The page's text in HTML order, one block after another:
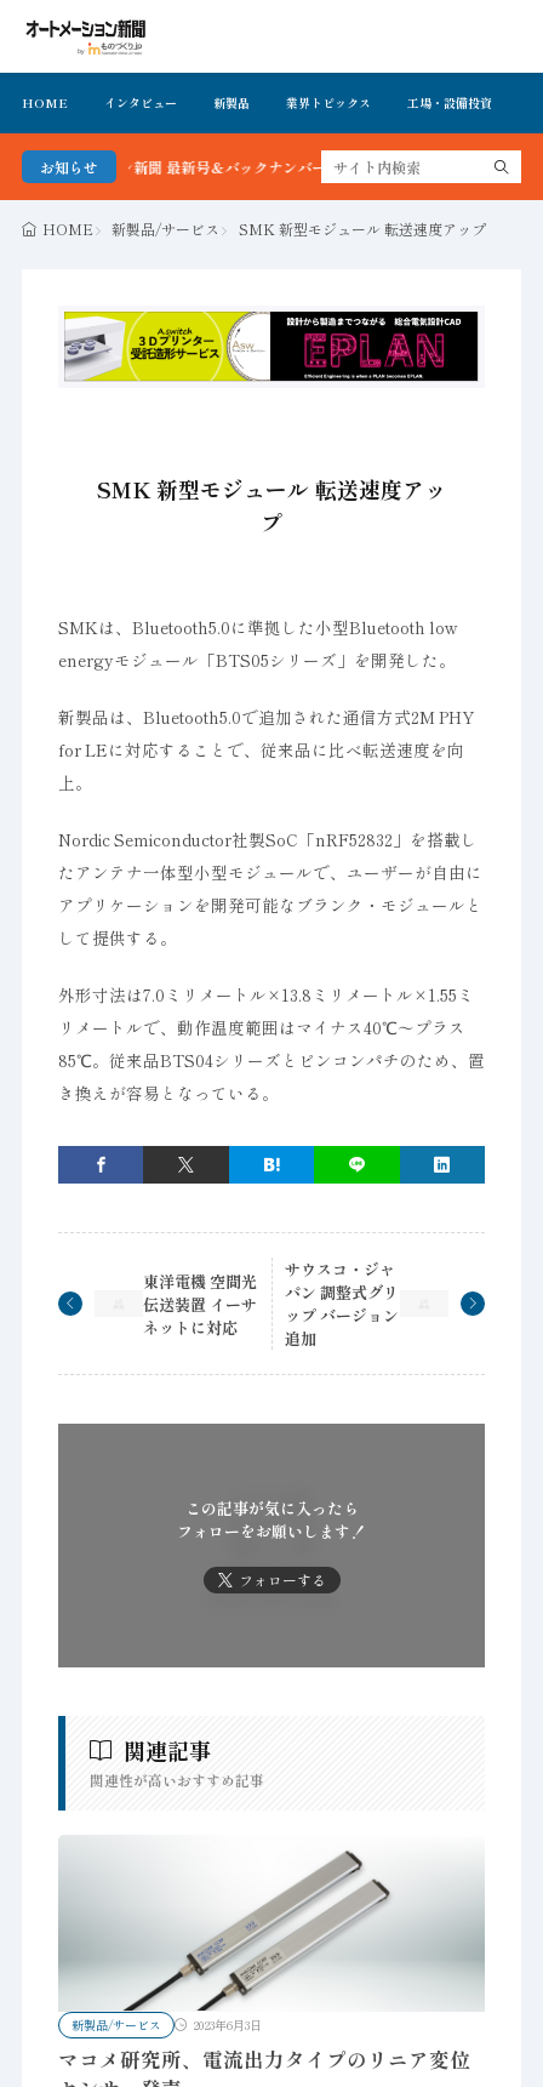
HOME インタビュー 新製品 業界トピックス 工場・設備投資
お知らせ
ーション新聞 最新号＆バックナンバーを無料で公開中 詳細はこちら
HOME 新製品/サービス SMK 新型モジュール 転送速度アップ
SMK 新型モジュール 転送速度アッ
プ
SMKは、Bluetooth5.0に準拠した小型Bluetooth low
energyモジュール「BTS05シリーズ」を開発した。
新製品は、Bluetooth5.0で追加された通信方式2M PHY
for LEに対応することで、従来品に比べ転送速度を向
上。
Nordic Semiconductor社製SoC「nRF52832」を搭載し
たアンテナ一体型小型モジュールで、ユーザーが自由に
アプリケーションを開発可能なブランク・モジュールと
して提供する。
外形寸法は7.0ミリメートル×13.8ミリメートル×1.55ミ
リメートルで、動作温度範囲はマイナス40℃～プラス
85℃。従来品BTS04シリーズとピンコンパチのため、置
き換えが容易となっている。
東洋電機 空間光
伝送装置 イーサ
ネットに対応
サウスコ・ジャ
パン 調整式グリ
ップ バージョン
追加
この記事が気に入ったら
フォローをお願いします！
フォローする
関連記事
関連性が高いおすすめ記事
新製品/サービス 2023年6月3日
マコメ研究所、電流出力タイプのリニア変位